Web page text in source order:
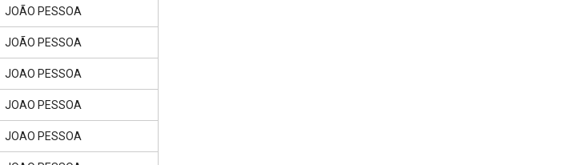
JOÃO PESSOA
JOÃO PESSOA
JOAO PESSOA
JOAO PESSOA
JOAO PESSOA